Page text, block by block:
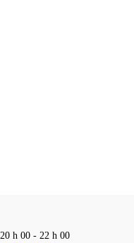
20 h 00 - 22 h 00